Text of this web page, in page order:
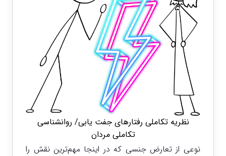
نظریه تکاملی رفتارهای جفت یابی/ روانشناسی
تکاملی مردان
نوعی از تعارض جنسی که در اینجا مهم‌ترین نقش را